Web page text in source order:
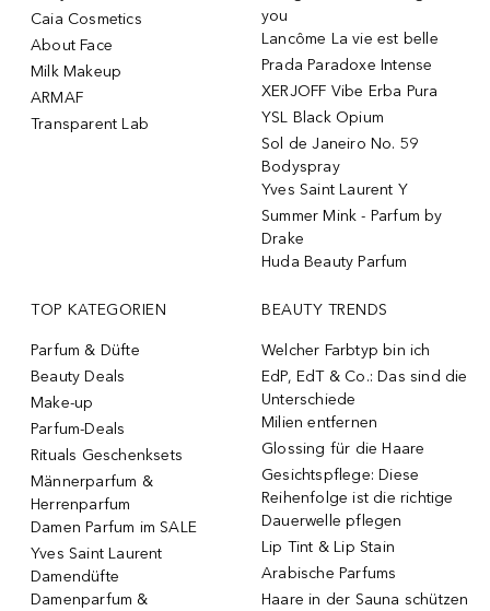
Caia Cosmetics
About Face
Milk Makeup
ARMAF
Transparent Lab
you
Lancôme La vie est belle
Prada Paradoxe Intense
XERJOFF Vibe Erba Pura
YSL Black Opium
Sol de Janeiro No. 59
Bodyspray
Yves Saint Laurent Y
Summer Mink - Parfum by
Drake
Huda Beauty Parfum
TOP KATEGORIEN
Parfum & Düfte
Beauty Deals
Make-up
Parfum-Deals
Rituals Geschenksets
Männerparfum &
Herrenparfum
Damen Parfum im SALE
Yves Saint Laurent
Damendüfte
Damenparfum &
BEAUTY TRENDS
Welcher Farbtyp bin ich
EdP, EdT & Co.: Das sind die
Unterschiede
Milien entfernen
Glossing für die Haare
Gesichtspflege: Diese
Reihenfolge ist die richtige
Dauerwelle pflegen
Lip Tint & Lip Stain
Arabische Parfums
Haare in der Sauna schützen